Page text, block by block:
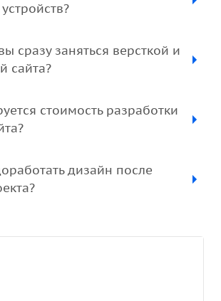
сразу заняться версткой и
сайта?
стоимость разработки
дизайн после